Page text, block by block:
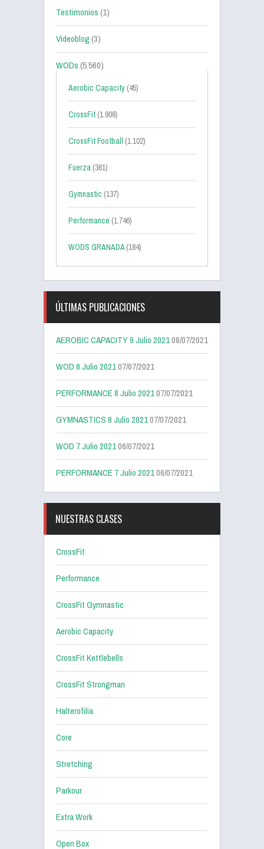
Testimonios(1)
Videoblog(3)
WODs(5.560)
Aerobic Capacity (45)
CrossFit (1.908)
CrossFit Football (1.102)
Fuerza (361)
Gymnastic (137)
Performance (1.746)
WODS GRANADA(184)
ÚLTIMAS PUBLICACIONES
AEROBIC CAPACITY 9 Julio 202108/07/2021
WOD 8 Julio 202107/07/2021
PERFORMANCE 8 Julio 202107/07/2021
GYMNASTICS 8 Julio 202107/07/2021
WOD 7 Julio 202106/07/2021
PERFORMANCE 7 Julio 202106/07/2021
NUESTRAS CLASES
CrossFit
Performance
CrossFit Gymnastic
Aerobic Capacity
CrossFit Kettlebells
CrossFit Strongman
Halterofilia
Core
Stretching
Parkour
Extra Work
Open Box